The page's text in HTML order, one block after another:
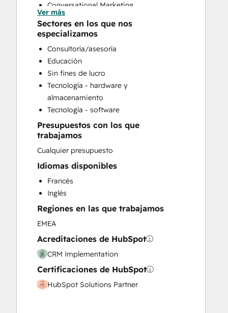
Conversational Marketing
CRM Implementation
CRM Migration
Custom API Integrations
Customer Marketing
Customer Success Training
Customer Support Training
Customer Survey and Analysis
Email Marketing
Help Desk Implementation
Knowledge Base Development
Paid Advertising
Programmable Automation
Public Relations
Sales and Marketing Alignment
Sales Coaching and Training
Sales Enablement
Search Engine Optimization
Social Media
Video Production
Website Design
Website Development
Website Migration
Ver más
Sectores en los que nos
especializamos
Consultoría/asesoría
Educación
Sin fines de lucro
Tecnología - hardware y
almacenamiento
Tecnología - software
Presupuestos con los que
trabajamos
Cualquier presupuesto
Idiomas disponibles
Francés
Inglés
Regiones en las que trabajamos
EMEA
Acreditaciones de HubSpot
CRM Implementation
Certificaciones de HubSpot
HubSpot Solutions Partner